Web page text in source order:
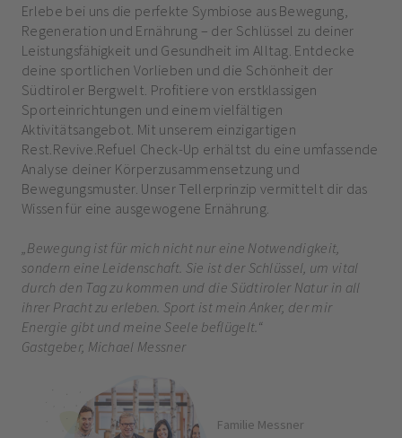
Erlebe bei uns die perfekte Symbiose aus Bewegung,
Regeneration und Ernährung – der Schlüssel zu deiner
Leistungsfähigkeit und Gesundheit im Alltag. Entdecke
deine sportlichen Vorlieben und die Schönheit der
Südtiroler Bergwelt. Profitiere von erstklassigen
Sporteinrichtungen und einem vielfältigen
Aktivitätsangebot. Mit unserem einzigartigen
Rest.Revive.Refuel Check-Up erhältst du eine umfassende
Analyse deiner Körperzusammensetzung und
Bewegungsmuster. Unser Tellerprinzip vermittelt dir das
Wissen für eine ausgewogene Ernährung.
„Bewegung ist für mich nicht nur eine Notwendigkeit,
sondern eine Leidenschaft. Sie ist der Schlüssel, um vital
durch den Tag zu kommen und die Südtiroler Natur in all
ihrer Pracht zu erleben. Sport ist mein Anker, der mir
Energie gibt und meine Seele beflügelt.“
Gastgeber, Michael Messner
Familie Messner